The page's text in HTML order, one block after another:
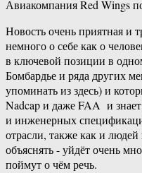
Авиакомпания Red Wings
Новость очень приятная и
немного о себе как о
в ключевой позиции в
Бомбардье и ряда других
упоминать из здесь) и
Nadcap и даже FAA и
и инженерных
отрасли, также как и людей
объяснять ​- уйдёт очень
поймут о чём речь.